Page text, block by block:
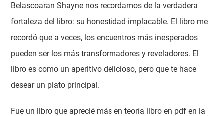
Belascoaran Shayne nos recordamos de la verdadera
fortaleza del libro: su honestidad implacable. El libro me
recordó que a veces, los encuentros más inesperados
pueden ser los más transformadores y reveladores. El
libro es como un aperitivo delicioso, pero que te hace
desear un plato principal.
Fue un libro que aprecié más en teoría libro en pdf en la